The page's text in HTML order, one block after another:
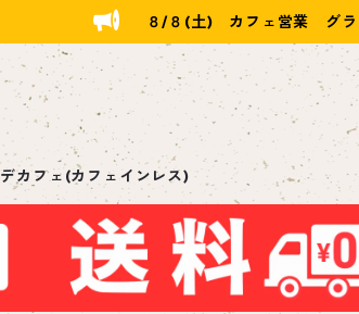
８/８(土) カフェ営業 グラ
デカフェ(カフェインレス)